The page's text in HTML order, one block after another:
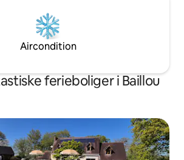
Aircondition
ferieboliger i Baillou